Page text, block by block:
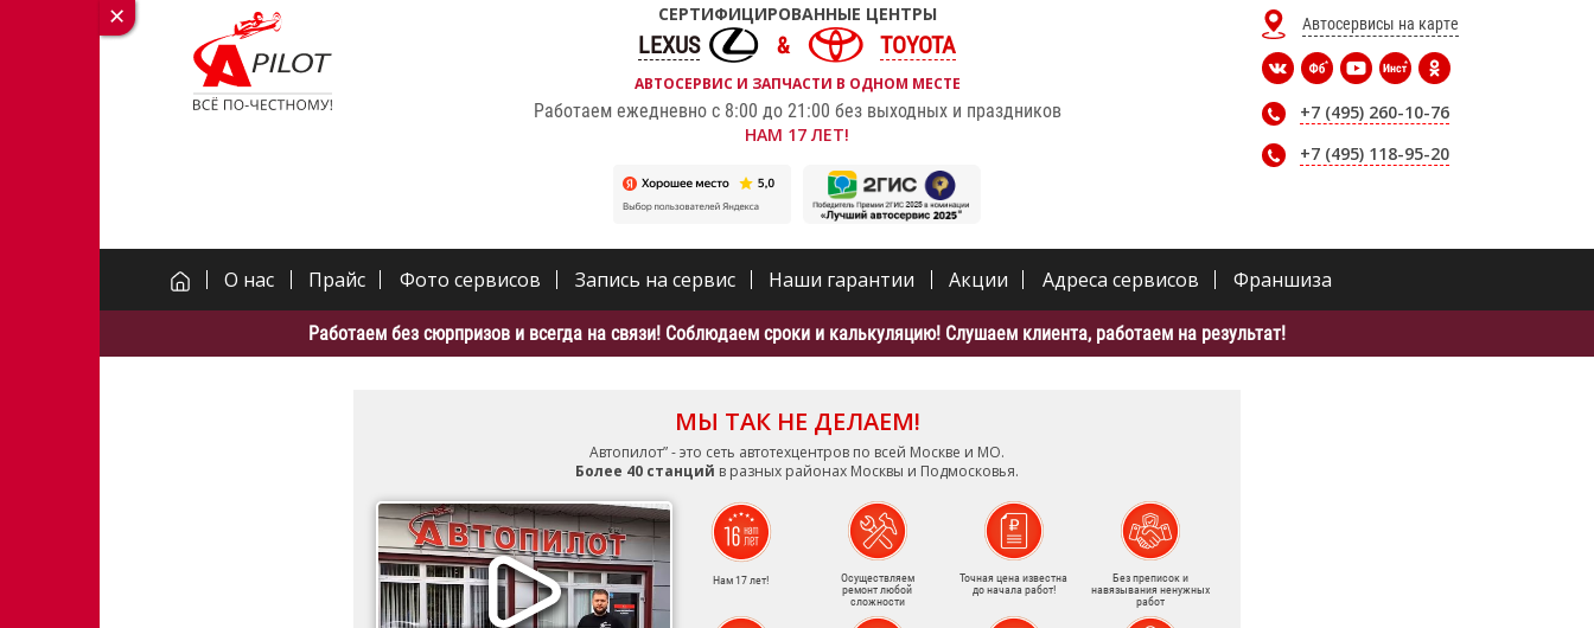
СЕРТИФИЦИРОВАННЫЕ ЦЕНТРЫ
LEXUS TOYOTA
АВТОСЕРВИС И ЗАПЧАСТИ В ОДНОМ МЕСТЕ
Работаем ежедневно с 8:00 до 21:00 без выходных и праздников
НАМ 17 ЛЕТ!
Автосервисы на карте
+7 (495) 260-10-76
+7 (495) 118-95-20
О нас Прайс Фото сервисов Запись на сервис Наши гарантии Акции Адреса сервисов Франшиза
Работаем без сюрпризов и всегда на связи! Соблюдаем сроки и калькуляцию! Слушаем клиента, работаем на результат!
МЫ ТАК НЕ ДЕЛАЕМ!
Автопилот” - это сеть автотехцентров по всей Москве и МО.
Более 40 станций в разных районах Москвы и Подмосковья.
Нам 17 лет!
Осуществляем
ремонт любой
сложности
Точная цена известна
до начала работ!
Без преписок и
навязывания ненужных
работ